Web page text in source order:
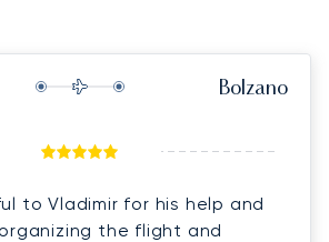
Bolzano
to Vladimir for his help and
the flight and